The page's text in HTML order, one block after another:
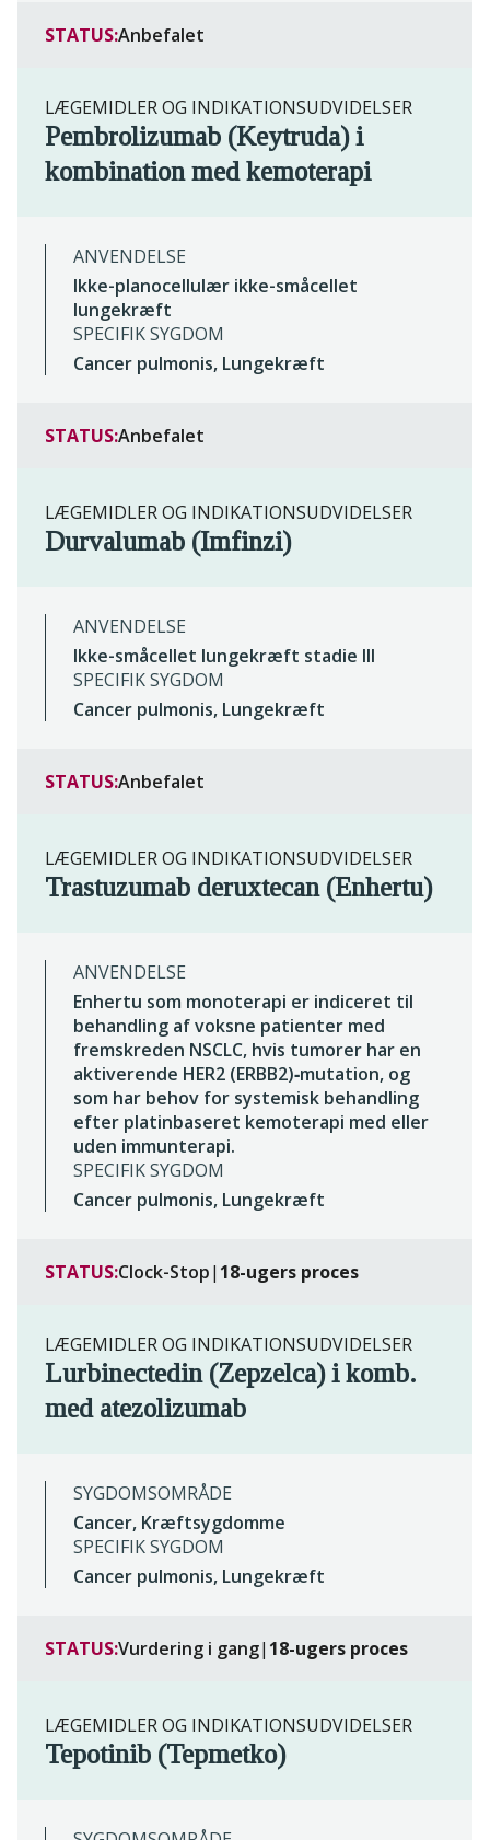
STATUS:Anbefalet
LÆGEMIDLER OG INDIKATIONSUDVIDELSER
Pembrolizumab (Keytruda) i
kombination med kemoterapi
ANVENDELSE
Ikke-planocellulær ikke-småcellet
lungekræft
SPECIFIK SYGDOM
Cancer pulmonis, Lungekræft
STATUS:Anbefalet
LÆGEMIDLER OG INDIKATIONSUDVIDELSER
Durvalumab (Imfinzi)
ANVENDELSE
Ikke-småcellet lungekræft stadie III
SPECIFIK SYGDOM
Cancer pulmonis, Lungekræft
STATUS:Anbefalet
LÆGEMIDLER OG INDIKATIONSUDVIDELSER
Trastuzumab deruxtecan (Enhertu)
ANVENDELSE
Enhertu som monoterapi er indiceret til
behandling af voksne patienter med
fremskreden NSCLC, hvis tumorer har en
aktiverende HER2 (ERBB2)‑mutation, og
som har behov for systemisk behandling
efter platinbaseret kemoterapi med eller
uden immunterapi.
SPECIFIK SYGDOM
Cancer pulmonis, Lungekræft
STATUS:Clock-Stop| 18-ugers proces
LÆGEMIDLER OG INDIKATIONSUDVIDELSER
Lurbinectedin (Zepzelca) i komb.
med atezolizumab
SYGDOMSOMRÅDE
Cancer, Kræftsygdomme
SPECIFIK SYGDOM
Cancer pulmonis, Lungekræft
STATUS:Vurdering i gang| 18-ugers proces
LÆGEMIDLER OG INDIKATIONSUDVIDELSER
Tepotinib (Tepmetko)